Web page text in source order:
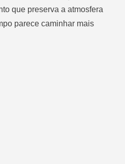
que preserva a atmosfera
parece caminhar mais